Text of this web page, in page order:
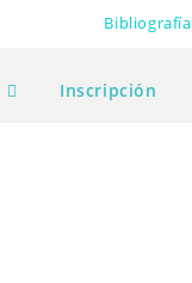
Bibliografía
Inscripción